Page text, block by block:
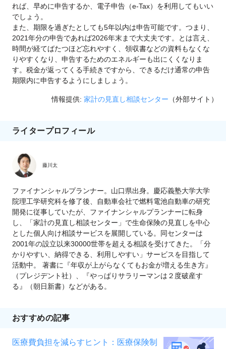
れば、早めに申告するか、電子申告（e-Tax）を利用してもいい
でしょう。
また、期限を過ぎたとしても5年以内は申告可能です。つまり、
2021年分の申告であれば2026年末まで大丈夫です。とは言え、
時間が経てばたつほど忘れやすく、領収書などの資料もなくな
りやすくなり、申告するためのエネルギーも出にくくなりま
す。税金が返ってくる手続きですから、できるだけ通常の申告
期限内に申告するようにしましょう。
情報提供: 家計の見直し相談センター （外部サイト）
ライタープロフィール
藤川太
ファイナンシャルプランナー。山口県出身。慶応義塾大学大学
院理工学研究科を修了後、自動車会社で燃料電池自動車の研究
開発に従事していたが、ファイナンシャルプランナーに転身
し、「家計の見直し相談センター」で生命保険の見直しを中心
とした個人向け相談サービスを展開している。同センターは
2001年の設立以来30000世帯を超える相談を受けてきた。「分
かりやすい、納得できる、利用しやすい」サービスを目指して
活動中。 著書に『年収が上がらなくてもお金が増える生き方』
（プレジデント社）、『やっぱりサラリーマンは２度破産す
る』（朝日新書）などがある。
おすすめの記事
医療費負担を減らすヒント：医療保険制